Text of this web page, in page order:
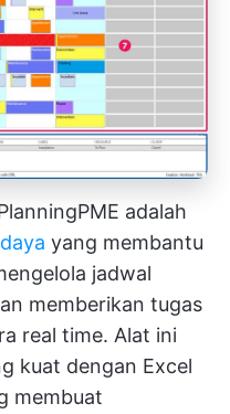
adalah
yang membantu
jadwal
memberikan tugas
real time. Alat ini
kuat dengan Excel
membuat